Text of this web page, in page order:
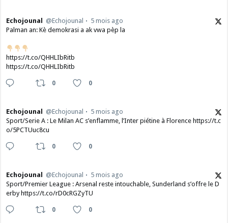
Echojounal @Echojounal
5 mois ago
Palman an: Kè demokrasi a ak vwa pèp la
https://t.co/QHHLIbRitb
https://t.co/QHHLIbRitb
0 0
Echojounal @Echojounal
5 mois ago
Sport/Serie A : Le Milan AC s’enflamme, l’Inter piétine à Florence https://t.c
o/5PCTUuc8cu
0 0
Echojounal @Echojounal
5 mois ago
Sport/Premier League : Arsenal reste intouchable, Sunderland s’offre le D
erby https://t.co/rD0cRGZyTU
0 0